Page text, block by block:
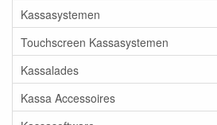
Kassasystemen
Touchscreen Kassasystemen
Kassalades
Kassa Accessoires